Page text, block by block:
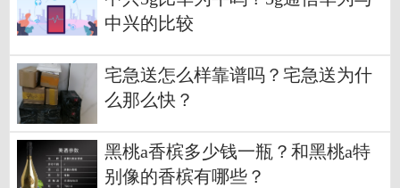
中兴的比较
宅急送怎么样靠谱吗？宅急送为什
么那么快？
黑桃a香槟多少钱一瓶？和黑桃a特
别像的香槟有哪些？